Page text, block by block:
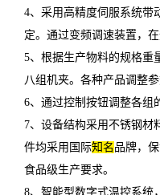
4、采用高精度伺服系统带
定。通过变频调速装置，
5、根据生产物料的规格重
八组机夹。各种产品调整
6、通过控制按钮调整各组
7、设备结构采用不锈钢材
件均采用国际知名 品牌，
食品级生产要求。
8、智能型数字式温控系统